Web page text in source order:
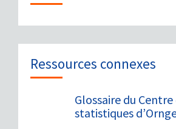
Ressources connexes
Glossaire du Centre
statistiques